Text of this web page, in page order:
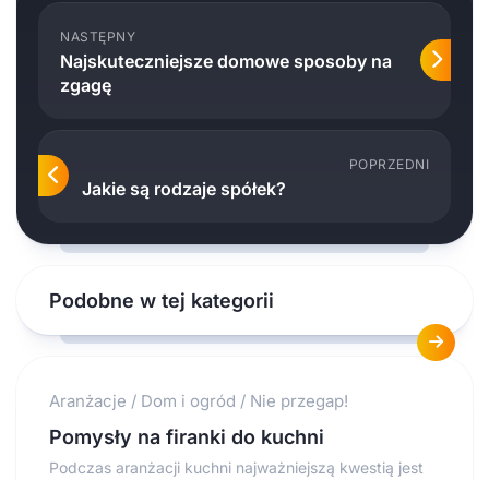
NASTĘPNY
Najskuteczniejsze domowe sposoby na
zgagę
POPRZEDNI
Jakie są rodzaje spółek?
Podobne w tej kategorii
Aranżacje / Dom i ogród / Nie przegap!
Pomysły na firanki do kuchni
Podczas aranżacji kuchni najważniejszą kwestią jest